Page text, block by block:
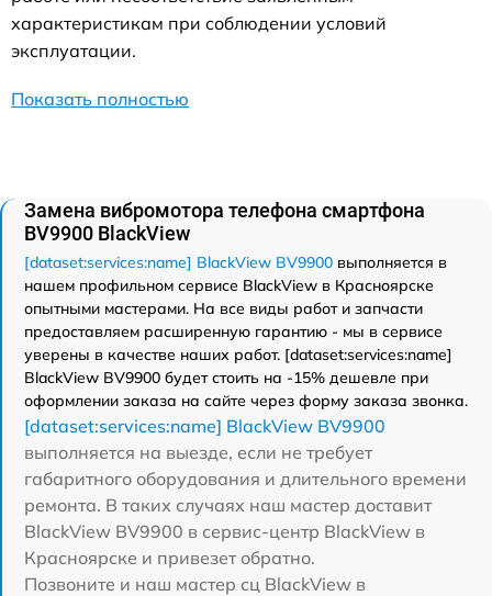
характеристикам при соблюдении условий
эксплуатации.
Показать полностью
Замена вибромотора телефона смартфона
BV9900 BlackView
[dataset:services:name] BlackView BV9900 выполняется в
нашем профильном сервисе BlackView в Красноярске
опытными мастерами. На все виды работ и запчасти
предоставляем расширенную гарантию - мы в сервисе
уверены в качестве наших работ. [dataset:services:name]
BlackView BV9900 будет стоить на -15% дешевле при
оформлении заказа на сайте через форму заказа звонка.
[dataset:services:name] BlackView BV9900
выполняется на выезде, если не требует
габаритного оборудования и длительного времени
ремонта. В таких случаях наш мастер доставит
BlackView BV9900 в сервис-центр BlackView в
Красноярске и привезет обратно.
Позвоните и наш мастер сц BlackView в